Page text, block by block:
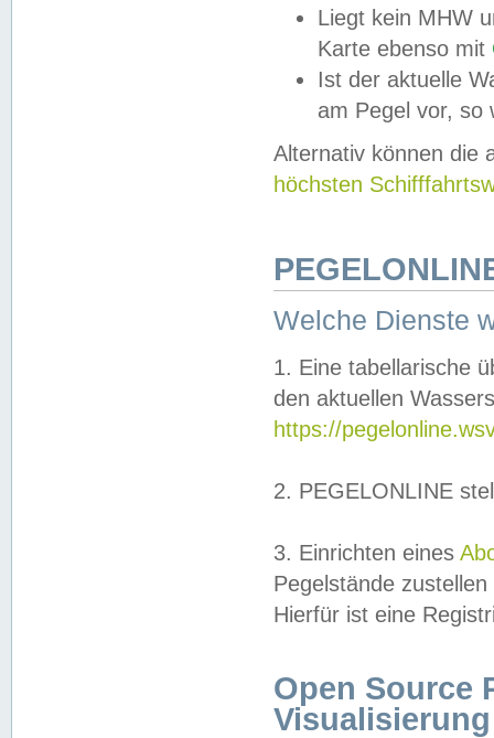
Liegt kein MHW
Karte ebenso mit
Ist der aktuelle
am Pegel vor,
Alternativ können die
höchsten
Welche Dienste
1. Eine tabellarische
den aktuellen
https://
2. PEGELONLINE
3. Einrichten eines
Pegelstände
Hierfür ist eine
Open Source
Visualisierung